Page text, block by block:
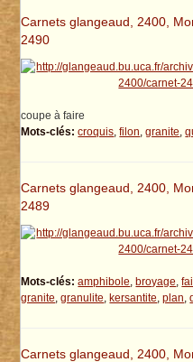
Carnets glangeaud, 2400,
2490
coupe à faire
Mots-clés: croquis,filon,granite,
Carnets glangeaud, 2400,
2489
Mots-clés: amphibole ,broyage ,
granite ,granulite ,kersantite ,plan ,
Carnets glangeaud, 2400,